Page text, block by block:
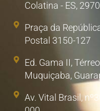
Colatina - ES,
Praça da
Postal 3150-127
Ed. Gama II,
Muquiçaba,
Av. Vital Brasil,